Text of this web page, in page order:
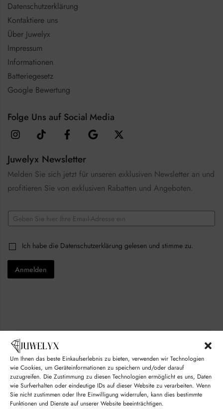
Um Ihnen das beste Einkaufserlebnis zu bieten, verwenden wir Technologien
wie Cookies, um Geräteinformationen zu speichern und/oder darauf
zuzugreifen. Die Zustimmung zu diesen Technologien ermöglicht es uns, Daten
wie Surfverhalten oder eindeutige IDs auf dieser Website zu verarbeiten. Wenn
Sie nicht zustimmen oder Ihre Einwilligung widerrufen, kann dies bestimmte
Funktionen und Dienste auf unserer Website beeinträchtigen.
Datenschutzerklärung
Kontaktiere uns
Über Juwelyx
Impressum
Informationen
Batteriegesetz
Google Bewertung
Folge Uns auf Social Media
Juwelyx Newsletter
Melden Sie sich jetzt für unseren exklusiven Newsletter an und
profitieren Sie von exklusiven Rabatten und Angeboten.
e
k
b
o
e
b
x
e
s
E
m
lC
h
e
k
*
Ich habe die Datenschutzerklärung gelesen und stimme zu.
Anmelden
© juwelyx.com
by„Moisha“und„David“